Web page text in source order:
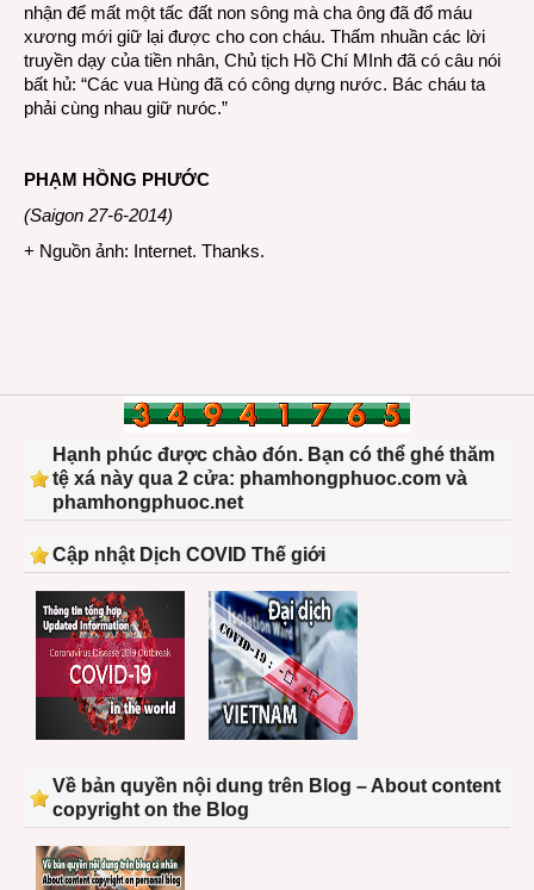
nhận để mất một tấc đất non sông mà cha ông đã đổ máu
xương mới giữ lại được cho con cháu. Thấm nhuần các lời
truyền dạy của tiền nhân, Chủ tịch Hồ Chí MInh đã có câu nói
bất hủ: “Các vua Hùng đã có công dựng nước. Bác cháu ta
phải cùng nhau giữ nưóc.”
PHẠM HỒNG PHƯỚC
(Saigon 27-6-2014)
+ Nguồn ảnh: Internet. Thanks.
Hạnh phúc được chào đón. Bạn có thể ghé thăm
tệ xá này qua 2 cửa: phamhongphuoc.com và
phamhongphuoc.net
Cập nhật Dịch COVID Thế giới
Về bản quyền nội dung trên Blog – About content
copyright on the Blog